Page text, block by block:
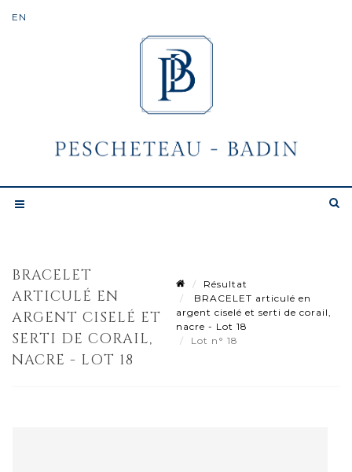
BRACELET
ARTICULÉ EN
ARGENT CISELÉ ET
SERTI DE CORAIL,
NACRE - LOT 18
Résultat
BRACELET articulé en
argent ciselé et serti de corail,
nacre - Lot 18
Lot n° 18